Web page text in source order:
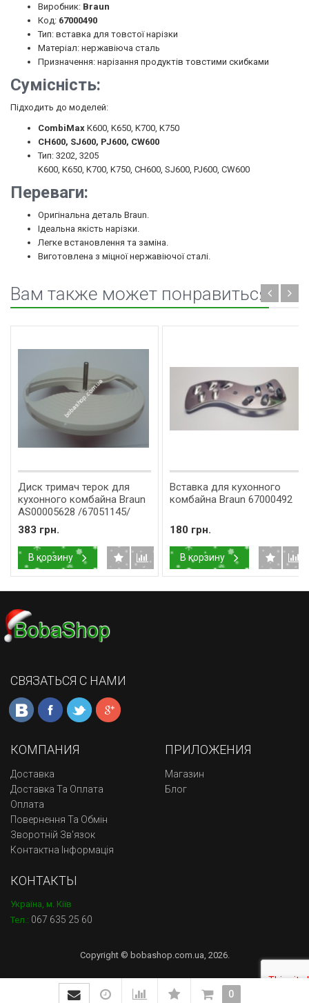
Виробник: Braun
Код: 67000490
Тип: вставка для товстої нарізки
Матеріал: нержавіюча сталь
Призначення: нарізання продуктів товстими скибками
Сумісність:
Підходить до моделей:
CombiMax K600, K650, K700, K750
CH600, SJ600, PJ600, CW600
Тип: 3202, 3205
K600, K650, K700, K750, CH600, SJ600, PJ600, CW600
Переваги:
Оригінальна деталь Braun.
Ідеальна якість нарізки.
Легке встановлення та заміна.
Виготовлена з міцної нержавіючої сталі.
Вам также может понравиться
Диск тримач терок для
кухонного комбайна Braun
AS00005628 /67051145/
383 грн.
В корзину
Вставка для кухонного
комбайна Braun 67000492
180 грн.
В корзину
СВЯЗАТЬСЯ С НАМИ
КОМПАНИЯ
Доставка
Доставка Та Оплата
Оплата
Повернення Та Обмін
Зворотній Зв'язок
Контактна Інформація
ПРИЛОЖЕНИЯ
Магазин
Блог
КОНТАКТЫ
Україна, м. Кіїв
Тел.: 067 635 25 60
Copyright © bobashop.com.ua, 2026.
0